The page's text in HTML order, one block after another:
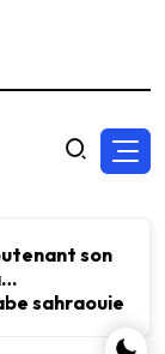
son
sahraouie